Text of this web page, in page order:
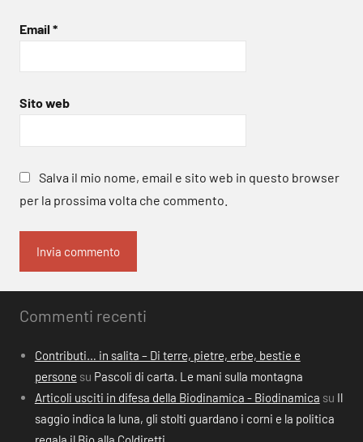
Email *
Sito web
Salva il mio nome, email e sito web in questo browser
per la prossima volta che commento.
Commenti recenti
Contributi… in salita – Di terre, pietre, erbe, bestie e
persone su Pascoli di carta. Le mani sulla montagna
Articoli usciti in difesa della Biodinamica - Biodinamica su Il
saggio indica la luna, gli stolti guardano i corni e la politica